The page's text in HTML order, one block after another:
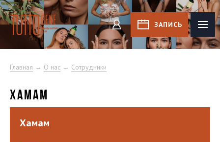
Tutto Bene
КАБИНЕТЗАПИСЬ
Главная → О нас → Сотрудники
ХАМАМ
Хамам